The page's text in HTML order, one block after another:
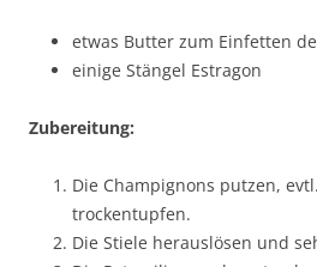
etwas Butter zum Einfetten
einige Stängel Estragon
Zubereitung:
Die Champignons putzen,
trockentupfen.
Die Stiele herauslösen und